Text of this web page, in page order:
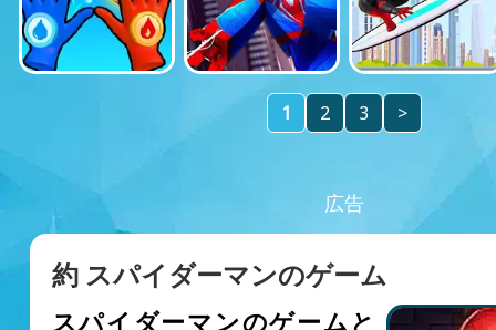
1 2 3 >
広告
約 スパイダーマンのゲーム
スパイダーマンのゲームと